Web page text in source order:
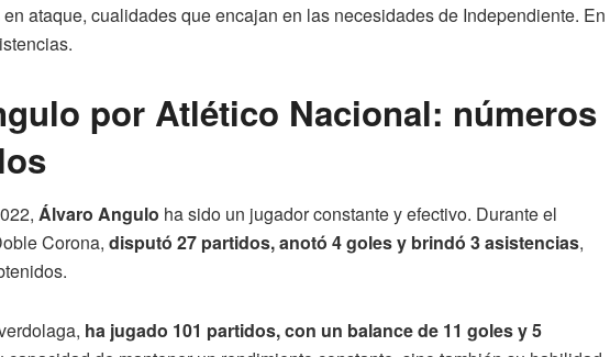
ataque, cualidades que encajan en las necesidades de Independiente. En
por Atlético Nacional: números
Álvaro Angulo ha sido un jugador constante y efectivo. Durante el
Corona, disputó 27 partidos, anotó 4 goles y brindó 3 asistencias,
ha jugado 101 partidos, con un balance de 11 goles y 5